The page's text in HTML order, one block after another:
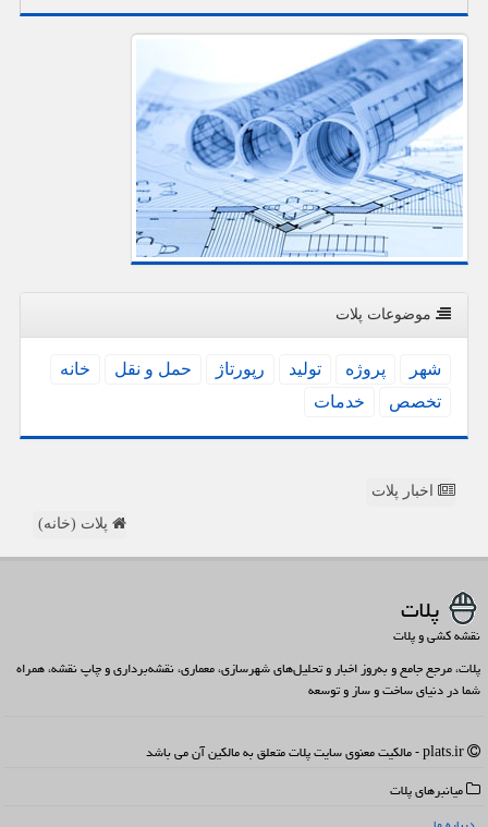
موضوعات پلات
شهر پروژه تولید رپورتاژ حمل و نقل
خانه
تخصص
خدمات
اخبار پلات
پلات (خانه)
پلات
نقشه کشی و پلات
پلات، مرجع جامع و به‌روز اخبار و تحلیل‌های شهرسازی، معماری، نقشه‌برداری و چاپ نقشه، همراه
شما در دنیای ساخت و ساز و توسعه
میانبرهای پلات